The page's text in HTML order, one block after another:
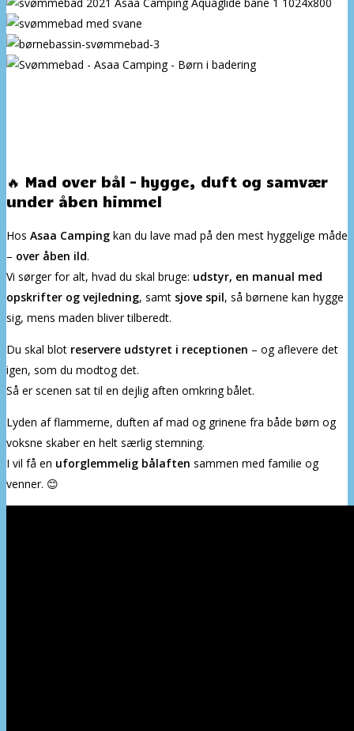
🔥 Mad over bål – hygge, duft og samvær
under åben himmel
Hos Asaa Camping kan du lave mad på den mest hyggelige måde
– over åben ild.
Vi sørger for alt, hvad du skal bruge: udstyr, en manual med
opskrifter og vejledning, samt sjove spil, så børnene kan hygge
sig, mens maden bliver tilberedt.
Du skal blot reservere udstyret i receptionen – og aflevere det
igen, som du modtog det.
Så er scenen sat til en dejlig aften omkring bålet.
Lyden af flammerne, duften af mad og grinene fra både børn og
voksne skaber en helt særlig stemning.
I vil få en uforglemmelig bålaften sammen med familie og
venner. 😊